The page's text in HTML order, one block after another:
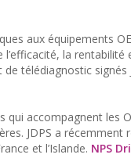
aux équipements
la
télédiagnostic signés
qui accompagnent les
JDPS a récemment
et l’Islande. NPS